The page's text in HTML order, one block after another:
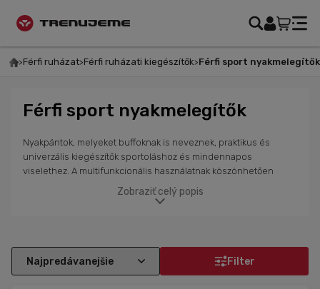
Férfi ruházat Férfi ruházati kiegészítők Férfi sport nyakmelegítők
Férfi sport nyakmelegítők
Nyakpántok, melyeket buffoknak is neveznek, praktikus és
univerzális kiegészítők sportoláshoz és mindennapos
viselethez. A multifunkcionális használatnak köszönhetően
viselheted őket sísisak alatt sapkaként, fejpántként, sálként,
arcmelegítőként vagy fejpántként. Nyáron hatékonyan elvezetik
modell közül, melyek tökéletesítik az öltözékedet és feldobják
Zobraziť celý popis
Filter